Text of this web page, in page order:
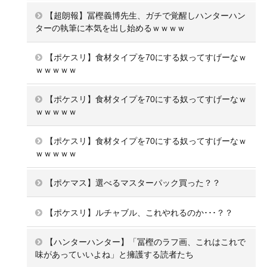
【超朗報】冨樫義博先生、ガチで覚醒しハンターハン
ターの執筆に本気を出し始めるｗｗｗｗ
【ポケスリ】食材タイプを70にする奴ってすげーなｗ
ｗｗｗｗｗ
【ポケスリ】食材タイプを70にする奴ってすげーなｗ
ｗｗｗｗｗ
【ポケスリ】食材タイプを70にする奴ってすげーなｗ
ｗｗｗｗｗ
【ポケマス】選べるマスターパック買った？？
【ポケスリ】ルチャブル、これやれるのか･･･？？
【ハンターハンター】「冨樫のラフ画、これはこれで
味があっていいよね」と擁護する読者たち